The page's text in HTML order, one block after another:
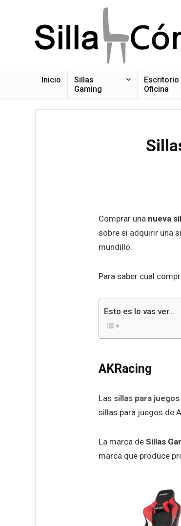
Inicio
Sillas
Gaming
Escritorio
Oficina
Comprar una nueva
sobre si adquirir una
mundillo.
Para saber cual
Esto es lo vas ver…
AKRacing
Las sillas para
sillas para juegos de
La marca de Sillas
marca que produce